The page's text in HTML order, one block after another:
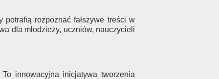
rozpoznać fałszywe treści w
dla młodzieży, uczniów, nauczycieli
innowacyjna inicjatywa tworzenia